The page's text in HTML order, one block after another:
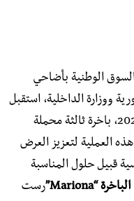
الوطنية بأضاحي
ووزارة الداخلية، استقبل
ميناء سكيكدة، اليوم الثلاثاء 12 ماي 2026، باخرة ثالثة محملة
العملية لتعزيز العرض
قبيل حلول المناسبة
​رست